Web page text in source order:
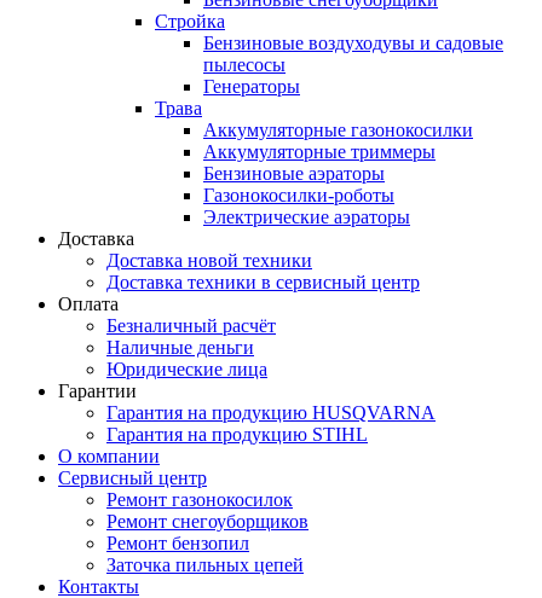
Стройка
Бензиновые воздуходувы и садовые
пылесосы
Генераторы
Трава
Аккумуляторные газонокосилки
Аккумуляторные триммеры
Бензиновые аэраторы
Газонокосилки-роботы
Электрические аэраторы
Доставка
Доставка новой техники
Доставка техники в сервисный центр
Оплата
Безналичный расчёт
Наличные деньги
Юридические лица
Гарантии
Гарантия на продукцию HUSQVARNA
Гарантия на продукцию STIHL
О компании
Сервисный центр
Ремонт газонокосилок
Ремонт снегоуборщиков
Ремонт бензопил
Заточка пильных цепей
Контакты